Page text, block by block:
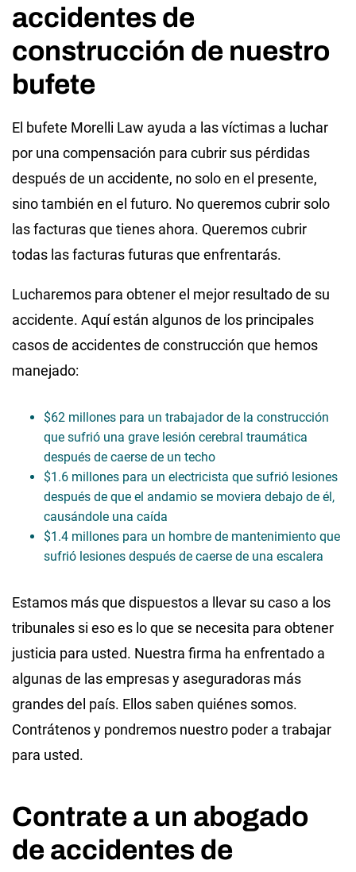
accidentes de
construcción de nuestro
bufete
El bufete Morelli Law ayuda a las víctimas a luchar
por una compensación para cubrir sus pérdidas
después de un accidente, no solo en el presente,
sino también en el futuro. No queremos cubrir solo
las facturas que tienes ahora. Queremos cubrir
todas las facturas futuras que enfrentarás.
Lucharemos para obtener el mejor resultado de su
accidente. Aquí están algunos de los principales
casos de accidentes de construcción que hemos
manejado:
$62 millones para un trabajador de la construcción
que sufrió una grave lesión cerebral traumática
después de caerse de un techo
$1.6 millones para un electricista que sufrió lesiones
después de que el andamio se moviera debajo de él,
causándole una caída
$1.4 millones para un hombre de mantenimiento que
sufrió lesiones después de caerse de una escalera
Estamos más que dispuestos a llevar su caso a los
tribunales si eso es lo que se necesita para obtener
justicia para usted. Nuestra firma ha enfrentado a
algunas de las empresas y aseguradoras más
grandes del país. Ellos saben quiénes somos.
Contrátenos y pondremos nuestro poder a trabajar
para usted.
Contrate a un abogado
de accidentes de